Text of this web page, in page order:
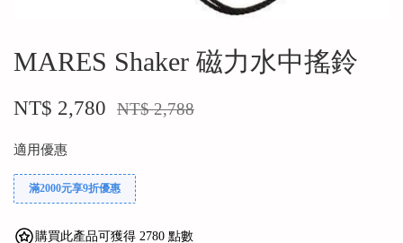
MARES Shaker 磁力水中搖鈴
NT$ 2,780 NT$ 2,788
適用優惠
滿2000元享9折優惠
購買此產品可獲得 2780 點數